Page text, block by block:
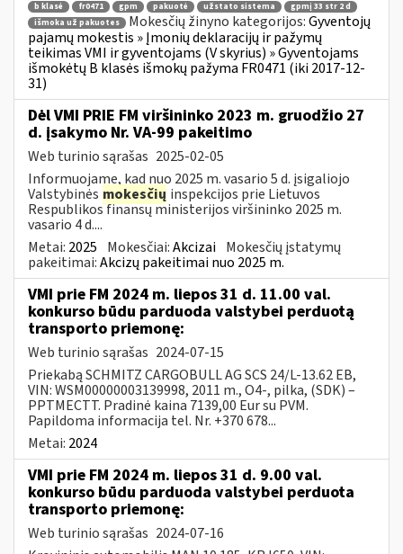
b klasė fr0471 gpm pakuotė užstato sistema
gpmį 33 str 2 d
išmoka už pakuotes
Mokesčių žinyno kategorijos:Gyventojų
pajamų mokestis » Įmonių deklaracijų ir pažymų
teikimas VMI ir gyventojams (V skyrius) » Gyventojams
išmokėtų B klasės išmokų pažyma FR0471 (iki 2017-12-
31)
Dėl VMI PRIE FM viršininko 2023 m. gruodžio 27
d. įsakymo Nr. VA-99 pakeitimo
Web turinio sąrašas 2025-02-05
Informuojame, kad nuo 2025 m. vasario 5 d. įsigaliojo
Valstybinės mokesčių inspekcijos prie Lietuvos
Respublikos finansų ministerijos viršininko 2025 m.
vasario 4 d....
Metai: 2025 Mokesčiai:Akcizai Mokesčių įstatymų
pakeitimai:Akcizų pakeitimai nuo 2025 m.
VMI prie FM 2024 m. liepos 31 d. 11.00 val.
konkurso būdu parduoda valstybei perduotą
transporto priemonę:
Web turinio sąrašas 2024-07-15
Priekabą SCHMITZ CARGOBULL AG SCS 24/L-13.62 EB,
VIN: WSM00000003139998, 2011 m., O4-, pilka, (SDK) –
PPTMECTT. Pradinė kaina 7139,00 Eur su PVM.
Papildoma informacija tel. Nr. +370 678...
Metai: 2024
VMI prie FM 2024 m. liepos 31 d. 9.00 val.
konkurso būdu parduoda valstybei perduota
transporto priemonę:
Web turinio sąrašas 2024-07-16